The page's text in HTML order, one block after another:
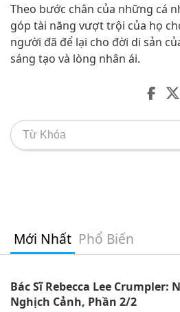
Theo bước chân của những cá
góp tài năng vượt trội của họ
người đã để lại cho đời di sản
sáng tạo và lòng nhân ái.
Mới Nhất Phổ Biến
Bác Sĩ Rebecca Lee Crumpler:
Nghịch Cảnh, Phần 2/2